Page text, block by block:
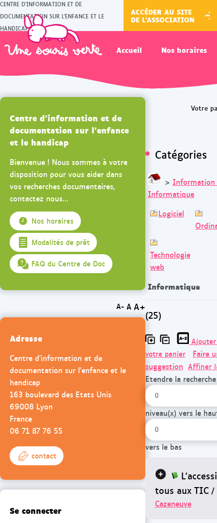
CENTRE D'INFORMATION ET DE
DOCUMENTATION SUR L'ENFANCE ET LE
HANDICAP
ACCÉDER AU SITE
DE L'ASSOCIATION
Accueil Nos horaires
Catégories
> Information
Informatique
Logiciel
Technologie
web
Informatique
(25)
votre panier
Faire
suggestion Affiner
Etendre la
niveau(x) vers le
vers le bas
tous aux TIC /
Cazeneuve
Centre d'information et de
documentation sur l'enfance
et le handicap
Bienvenue ! Nous sommes à votre
disposition pour vous aider dans
vos recherches documentaires,
contactez nous...
Nos horaires
Modalités de prêt
FAQ du Centre de Doc
A- A A+
Adresse
Centre d'information et de
documentation sur l'enfance et le
handicap
163 boulevard des Etats Unis
69008 Lyon
France
06 71 87 76 55
contact
Se connecter